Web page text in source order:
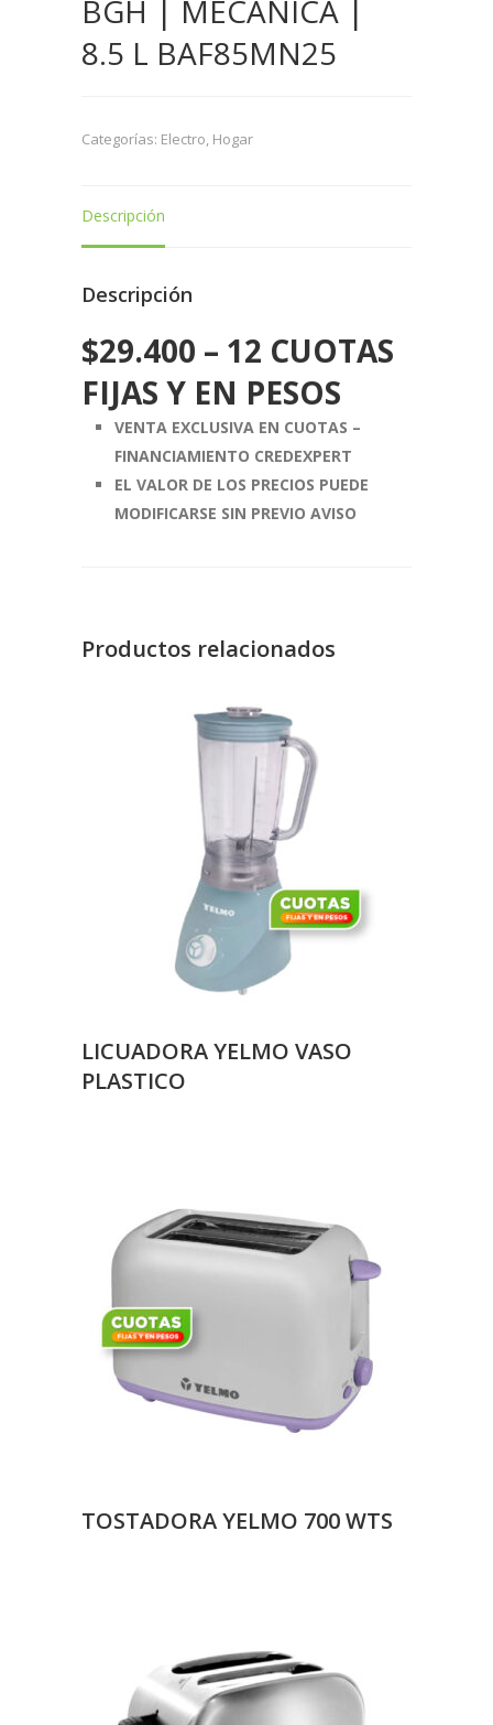
BGH | MECANICA |
8.5 L BAF85MN25
Categorías: Electro, Hogar
Descripción
Descripción
$29.400 – 12 CUOTAS
FIJAS Y EN PESOS
VENTA EXCLUSIVA EN CUOTAS –
FINANCIAMIENTO CREDEXPERT
EL VALOR DE LOS PRECIOS PUEDE
MODIFICARSE SIN PREVIO AVISO
Productos relacionados
LICUADORA YELMO VASO
PLASTICO
TOSTADORA YELMO 700 WTS